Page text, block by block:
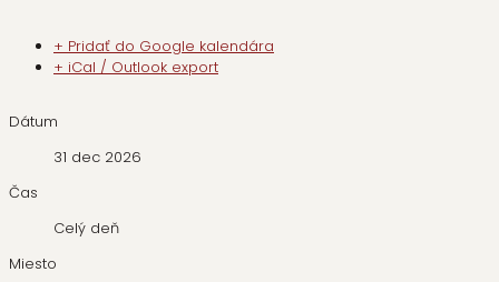
+ Pridať do Google kalendára
+ iCal / Outlook export
Dátum
31 dec 2026
Čas
Celý deň
Miesto